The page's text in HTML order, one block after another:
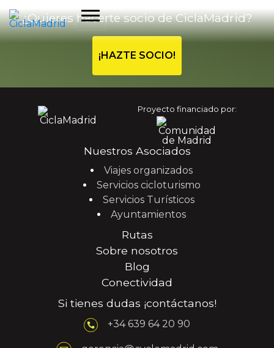
¿Quieres hacerte socio de CiclaMadrid?
¡HAZTE SOCIO!
Proyecto financiado por:
Nuestros Asociados
Viajes organizados
Servicios cicloturismo
Servicios Turísticos
Ayuntamientos
Rutas
Sobre nosotros
Blog
Conectividad
Si tienes dudas ¡contáctanos!
+34 639 64 20 90